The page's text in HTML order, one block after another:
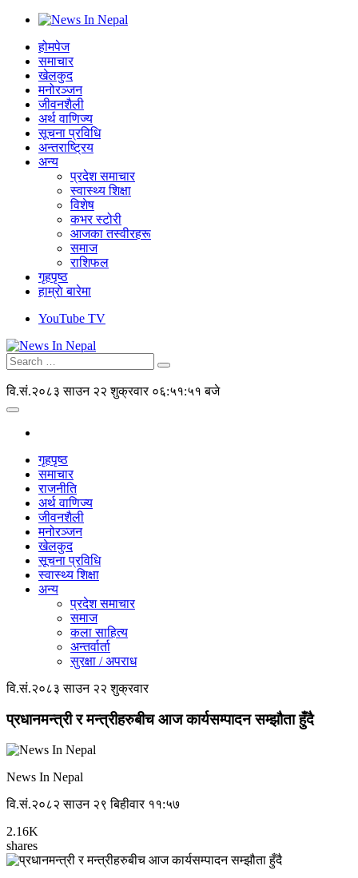
होमपेज
समाचार
खेलकुद
मनोरञ्जन
जीवनशैली
अर्थ वाणिज्य
सूचना प्रविधि
अन्तराष्ट्रिय
अन्य
प्रदेश समाचार
स्वास्थ्य शिक्षा
विशेष
कभर स्टोरी
आजका तस्वीरहरू
समाज
राशिफल
गृहपृष्ठ
हाम्राे बारेमा
YouTube TV
वि.सं.२०८३ साउन २२ शुक्रवार ०६:५१:५१ बजे
गृहपृष्ठ
समाचार
राजनीति
अर्थ वाणिज्य
जीवनशैली
मनोरञ्जन
खेलकुद
सूचना प्रविधि
स्वास्थ्य शिक्षा
अन्य
प्रदेश समाचार
समाज
कला साहित्य
अन्तर्वार्ता
सुरक्षा / अपराध
वि.सं.२०८३ साउन २२ शुक्रवार
प्रधानमन्त्री र मन्त्रीहरुबीच आज कार्यसम्पादन सम्झौता हुँदै
News In Nepal
वि.सं.२०८२ साउन २९ बिहीवार ११:५७
2.16K
shares